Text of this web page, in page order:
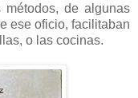
de algunas
ese oficio, facilitaban
o las cocinas.